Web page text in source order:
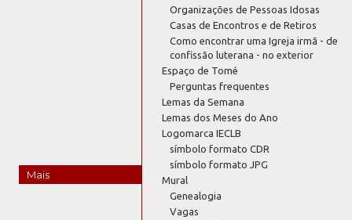
Mais
Organizações de Pessoas Idosas
Casas de Encontros e de Retiros
Como encontrar uma Igreja irmã - de
confissão luterana - no exterior
Espaço de Tomé
Perguntas frequentes
Lemas da Semana
Lemas dos Meses do Ano
Logomarca IECLB
símbolo formato CDR
símbolo formato JPG
Mural
Genealogia
Vagas